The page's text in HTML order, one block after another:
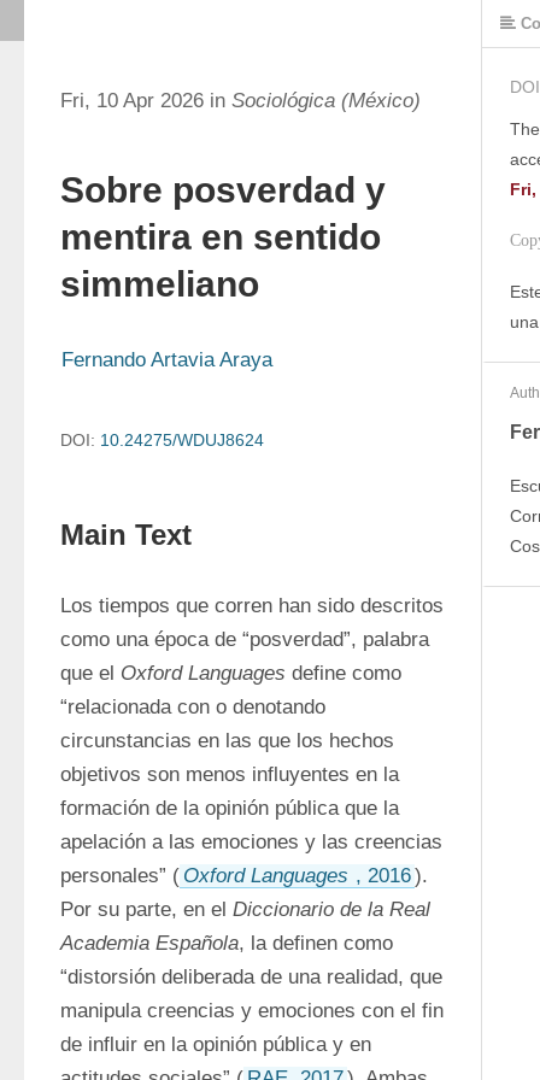
Fri, 10 Apr 2026 in Sociológica (México)
Sobre posverdad y
mentira en sentido
simmeliano
Fernando Artavia Araya
DOI: 10.24275/WDUJ8624
Main Text
Los tiempos que corren han sido descritos
como una época de “posverdad”, palabra
que el Oxford Languages define como
“relacionada con o denotando
circunstancias en las que los hechos
objetivos son menos influyentes en la
formación de la opinión pública que la
apelación a las emociones y las creencias
personales” ( Oxford Languages , 2016).
Por su parte, en el Diccionario de la Real
Academia Española, la definen como
“distorsión deliberada de una realidad, que
manipula creencias y emociones con el fin
de influir en la opinión pública y en
DOI
Fri,